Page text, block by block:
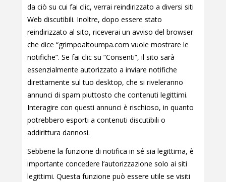
da ciò su cui fai clic, verrai reindirizzato a diversi siti
Web discutibili. Inoltre, dopo essere stato
reindirizzato al sito, riceverai un avviso del browser
che dice “grimpoaltoumpa.com vuole mostrare le
notifiche”. Se fai clic su “Consenti”, il sito sarà
essenzialmente autorizzato a inviare notifiche
direttamente sul tuo desktop, che si riveleranno
annunci di spam piuttosto che contenuti legittimi.
Interagire con questi annunci è rischioso, in quanto
potrebbero esporti a contenuti discutibili o
addirittura dannosi.
Sebbene la funzione di notifica in sé sia legittima, è
importante concedere l’autorizzazione solo ai siti
legittimi. Questa funzione può essere utile se visiti